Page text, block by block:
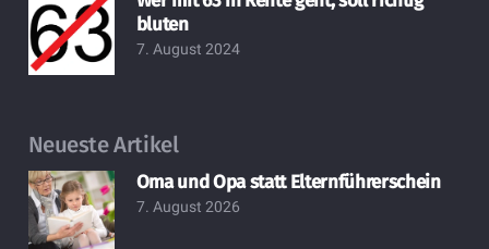
bluten
7. August 2024
Neueste Artikel
Oma und Opa statt Elternführerschein
7. August 2026